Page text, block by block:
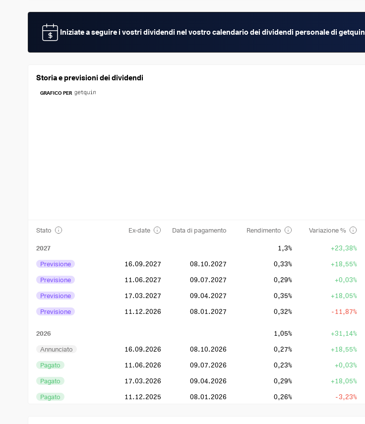
Iniziate a seguire i vostri dividendi nel vostro calendario dei dividendi personale di getquin
Storia e previsioni dei dividendi
GRAFICO PER
Stato Ex-date Data di pagamento Rendimento Variazione %
2027 1,3% +23,38%
Previsione
16.09.2027 08.10.2027 0,33% +18,55%
Previsione
11.06.2027 09.07.2027 0,29% +0,03%
Previsione
17.03.2027 09.04.2027 0,35% +18,05%
Previsione
11.12.2026 08.01.2027 0,32% -11,87%
2026 1,05% +31,14%
Annunciato
16.09.2026 08.10.2026 0,27% +18,55%
Pagato
11.06.2026 09.07.2026 0,23% +0,03%
Pagato
17.03.2026 09.04.2026 0,29% +18,05%
Pagato
11.12.2025 08.01.2026 0,26% -3,23%